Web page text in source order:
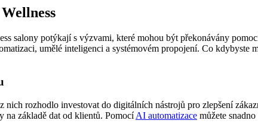
salony potýkají s výzvami, které mohou být překonávány
umělé inteligenci a systémovém propojení. Co kdybyste
nich rozhodlo investovat do digitálních nástrojů pro zlepšení
na základě dat od klientů. PomocíAI automatizace můžete